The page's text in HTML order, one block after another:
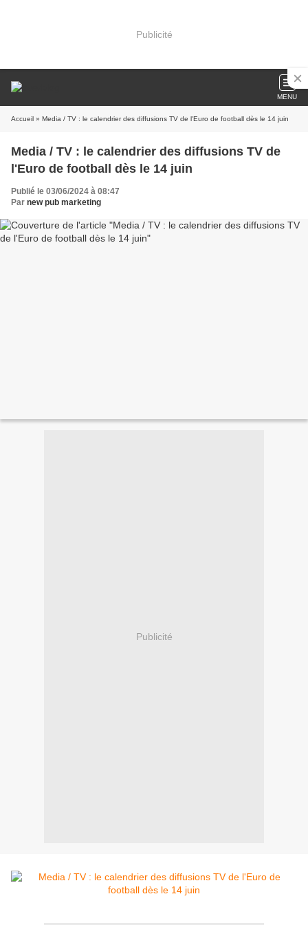
Publicité
MENU
Accueil » Media / TV : le calendrier des diffusions TV de l'Euro de football dès le 14 juin
Media / TV : le calendrier des diffusions TV de
l'Euro de football dès le 14 juin
Publié le 03/06/2024 à 08:47
Par new pub marketing
Publicité